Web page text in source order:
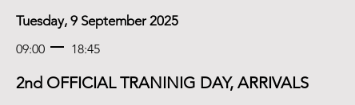
Tuesday, 9 September 2025
09:00 18:45
2nd OFFICIAL TRANINIG DAY, ARRIVALS